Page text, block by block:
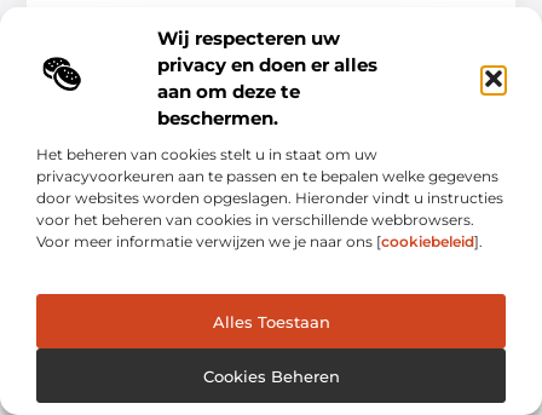
Wij respecteren uw
privacy en doen er alles
aan om deze te
beschermen.
Het beheren van cookies stelt u in staat om uw
privacyvoorkeuren aan te passen en te bepalen welke gegevens
door websites worden opgeslagen. Hieronder vindt u instructies
voor het beheren van cookies in verschillende webbrowsers.
Voor meer informatie verwijzen we je naar ons [cookiebeleid].
Alles Toestaan
Cookies Beheren
doe je zo!
bijvoorbeeld jaren geleden een nieuwe auto gekocht, maar
daar ben je mogelijk